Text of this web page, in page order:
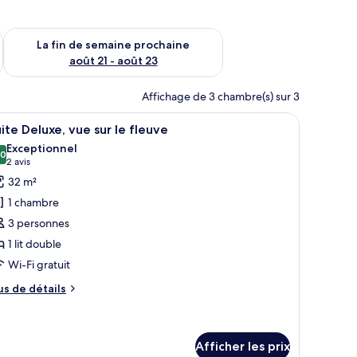
août 14 - août 16
La fin de semaine prochaine
août 21 - août 23
Vérifier la disponibilité pour la fin de semaine prochaine août
Affichage de 3 chambre(s) sur 3
une lampe de chevet et un vase rempli de fleurs.
:
Une chambre d’hôtel avec un grand lit, une
7 Deluxe, vue sur le fleuve
sur 10
Exceptionnel
2 avis
(2 avis)
32 m²
1 chambre
3 personnes
1 lit double
Wi-Fi gratuit
de détails
Afficher les prix